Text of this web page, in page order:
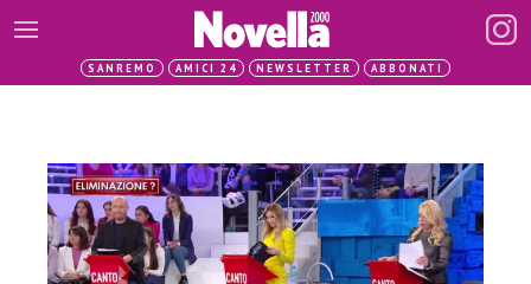
SANREMO AMICI 24 NEWSLETTER ABBONATI